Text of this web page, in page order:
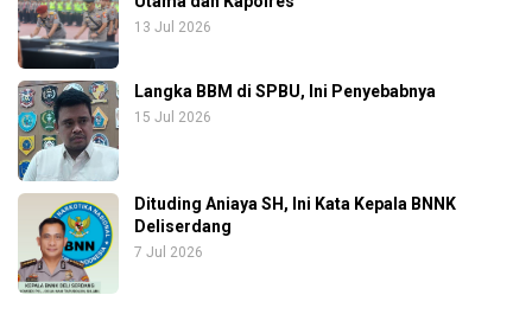
13 Jul 2026
Langka BBM di SPBU, Ini Penyebabnya
15 Jul 2026
Dituding Aniaya SH, Ini Kata Kepala BNNK
Deliserdang
7 Jul 2026